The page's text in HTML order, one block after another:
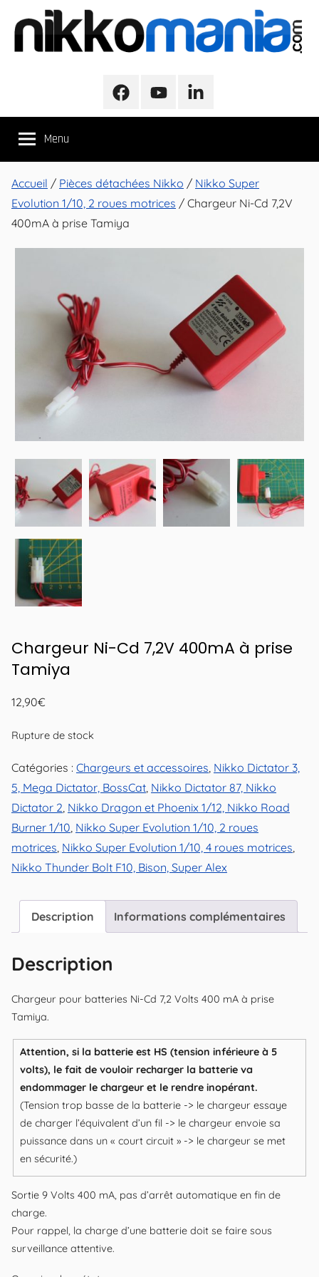
contenu
NikkoMania
Véhicules
Nikko
Evo
Pro-
FacebookYoutubeLinkedIn
Menu
Accueil / Pièces détachées Nikko / Nikko Super
Evolution 1/10, 2 roues motrices / Chargeur Ni-Cd 7,2V
400mA à prise Tamiya
Chargeur Ni-Cd 7,2V 400mA à prise
Tamiya
12,90€
Rupture de stock
Catégories : Chargeurs et accessoires Nikko Dictator 3,
5, Mega Dictator, BossCat Nikko Dictator 87, Nikko
Dictator 2 Nikko Dragon et Phoenix 1/12, Nikko Road
Burner 1/10 Nikko Super Evolution 1/10, 2 roues
motrices Nikko Super Evolution 1/10, 4 roues motrices
Nikko Thunder Bolt F10, Bison, Super Alex
Description Informations complémentaires
Description
Chargeur pour batteries Ni-Cd 7,2 Volts 400 mA à prise
Tamiya.
Attention, si la batterie est HS (tension inférieure à 5
volts), le fait de vouloir recharger la batterie va
endommager le chargeur et le rendre inopérant.
(Tension trop basse de la batterie -> le chargeur essaye
de charger l’équivalent d’un fil -> le chargeur envoie sa
puissance dans un « court circuit » -> le chargeur se met
en sécurité.)
Sortie 9 Volts 400 mA, pas d’arrêt automatique en fin de
charge.
Pour rappel, la charge d’une batterie doit se faire sous
surveillance attentive.